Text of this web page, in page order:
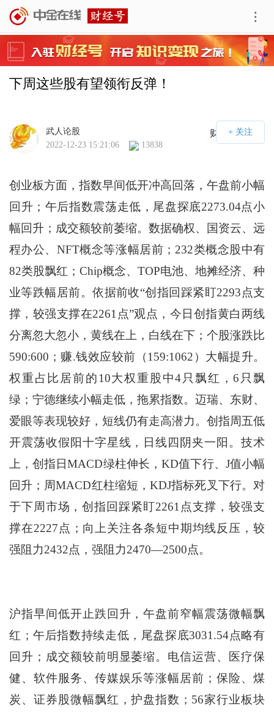
下周这些股有望领衔反弹！
财经号APP
武人论股
2022-12-23 15:21:06
13838
创业板方面，指数早间低开冲高回落，午盘前小幅
回升；午后指数震荡走低，尾盘探底2273.04点小
幅回升；成交额较前萎缩。数据确权、国资云、远
程办公、NFT概念等涨幅居前；232类概念股中有
82类股飘红；Chip概念、TOP电池、地摊经济、种
业等跌幅居前。依据前收“创指回踩紧盯2293点支
撑，较强支撑在2261点”观点，今日创指黄白两线
分离忽大忽小，黄线在上，白线在下；个股涨跌比
590:600；赚.钱效应较前（159:1062）大幅提升。
权重占比居前的10大权重股中4只飘红，6只飘
绿；宁德继续小幅走低，拖累指数。迈瑞、东财、
爱眼等表现较好，短线仍有走高潜力。创指周五低
开震荡收假阳十字星线，日线四阴夹一阳。技术
上，创指日MACD绿柱伸长，KD值下行、J值小幅
回升；周MACD红柱缩短，KDJ指标死叉下行。对
于下周市场，创指回踩紧盯2261点支撑，较强支
撑在2227点；向上关注各条短中期均线反压，较
强阻力2432点，强阻力2470—2500点。
沪指早间低开止跌回升，午盘前窄幅震荡微幅飘
红；午后指数持续走低，尾盘探底3031.54点略有
回升；成交额较前明显萎缩。电信运营、医疗保
健、软件服务、传媒娱乐等涨幅居前；保险、煤
炭、证券股微幅飘红，护盘指数；56家行业板块